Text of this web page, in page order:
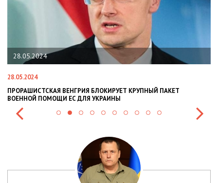
28.05.2024
28.05.2024
ПРОРАШИСТСКАЯ ВЕНГРИЯ БЛОКИРУЕТ КРУПНЫЙ ПАКЕТ
ВОЕННОЙ ПОМОЩИ ЕС ДЛЯ УКРАИНЫ